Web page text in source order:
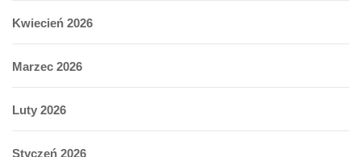
Kwiecień 2026
Marzec 2026
Luty 2026
Styczeń 2026